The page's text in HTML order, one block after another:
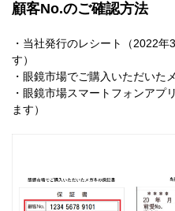
顧客No.のご確認方法
・当社発行のレシート（2022
す）
・眼鏡市場でご購入いただいた
・眼鏡市場スマートフォンアプ
ます）